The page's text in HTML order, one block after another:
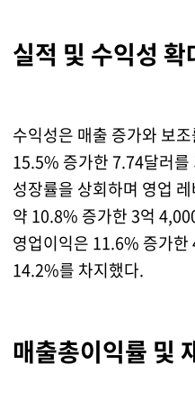
실적 및 수익성 확
수익성은 매출 증가와 보
15.5% 증가한 7.74달러를
성장률을 상회하며 영업
약 10.8% 증가한 3억
영업이익은 11.6% 증가
14.2%를 차지했다.
매출총이익률 및